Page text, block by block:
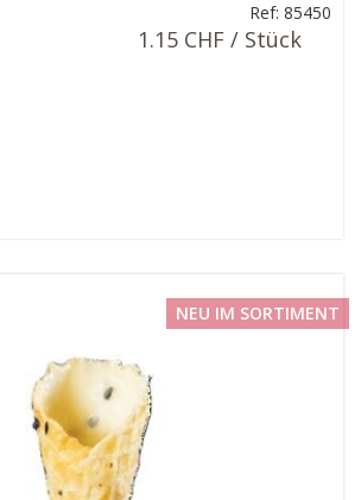
Ref: 85450
1.15 CHF / Stück
NEU IM SORTIMENT